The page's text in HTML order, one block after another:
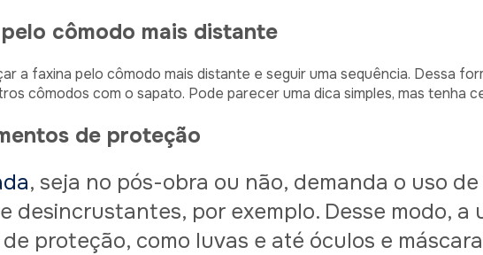
cômodo mais distante
a faxina pelo cômodo mais distante e seguir uma sequência. Dessa
cômodos com o sapato. Pode parecer uma dica simples, mas tenha
de proteção
, seja no pós-obra ou não, demanda o uso
desincrustantes, por exemplo. Desse modo, a
proteção, como luvas e até óculos e